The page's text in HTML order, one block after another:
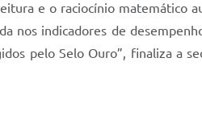
e o raciocínio matemático
nos indicadores de
pelo Selo Ouro”, finaliza a